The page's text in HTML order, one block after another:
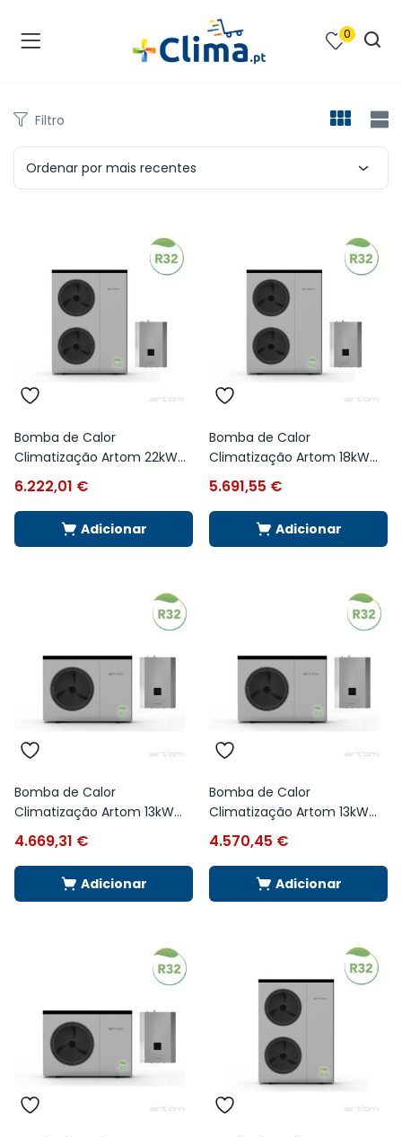
e Barbecues )
renováveis )
0
Filtro
Ordenar por mais recentes
Bomba de Calor
Climatização Artom 22kW...
6.222,01 €
Adicionar
Bomba de Calor
Climatização Artom 18kW...
5.691,55 €
Adicionar
Bomba de Calor
Climatização Artom 13kW...
4.669,31 €
Adicionar
Bomba de Calor
Climatização Artom 13kW...
4.570,45 €
Adicionar